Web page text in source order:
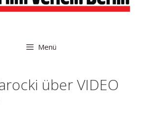
Menü
über VIDEO